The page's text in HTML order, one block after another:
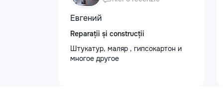
Евгений
Reparații și construcții
Штукатур, маляр , гипсокартон и
многое другое